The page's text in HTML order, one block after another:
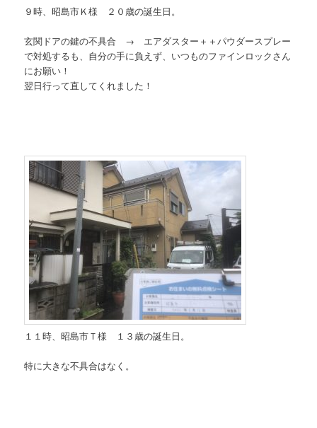
９時、昭島市Ｋ様 ２０歳の誕生日。
玄関ドアの鍵の不具合 → エアダスター＋＋パウダースプレー
で対処するも、自分の手に負えず、いつものファインロックさん
にお願い！
翌日行って直してくれました！
１１時、昭島市Ｔ様 １３歳の誕生日。
特に大きな不具合はなく。